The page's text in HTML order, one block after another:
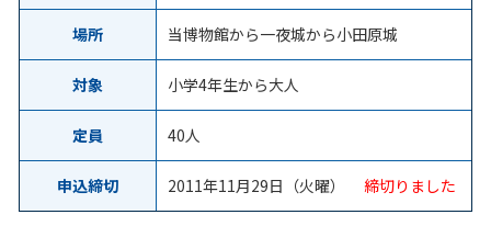
場所 当博物館から一夜城から小田原城
対象 小学4年生から大人
定員 40人
申込締切 2011年11月29日（火曜） 締切りました